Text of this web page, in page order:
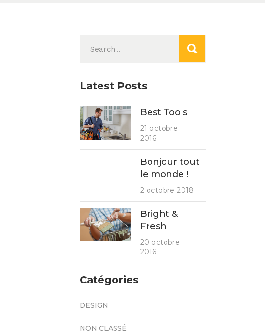
for:
Latest Posts
Best Tools
21 octobre
2016
Bonjour tout
le monde !
2 octobre 2018
Bright &
Fresh
20 octobre
2016
Catégories
DESIGN
NON CLASSÉ